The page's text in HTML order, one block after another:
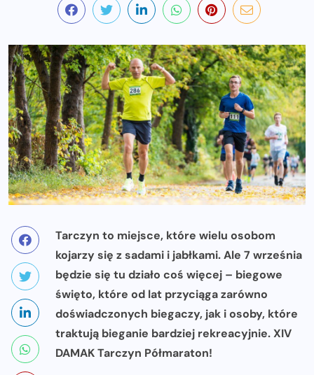
Tarczyn to miejsce, które wielu osobom
kojarzy się z sadami i jabłkami. Ale 7 września
będzie się tu działo coś więcej – biegowe
święto, które od lat przyciąga zarówno
doświadczonych biegaczy, jak i osoby, które
traktują bieganie bardziej rekreacyjnie. XIV
DAMAK Tarczyn Półmaraton!